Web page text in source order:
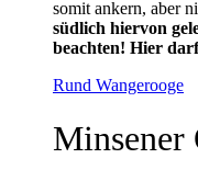
somit ankern, aber
südlich hiervon
beachten! Hier
Rund Wangerooge
Minsener